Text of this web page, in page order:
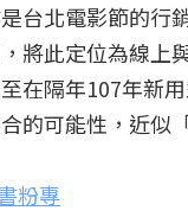
台北電影節的行
將此定位為線上
在隔年107年新
的可能性，近似
粉專